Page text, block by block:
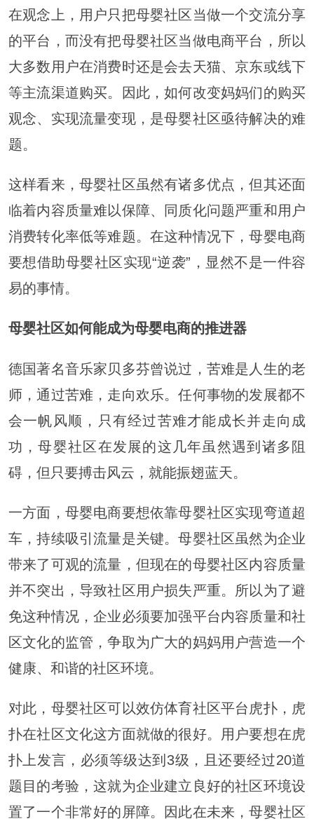
在观念上，用户只把母婴社区当做一个交流分享
的平台，而没有把母婴社区当做电商平台，所以
大多数用户在消费时还是会去天猫、京东或线下
等主流渠道购买。因此，如何改变妈妈们的购买
观念、实现流量变现，是母婴社区亟待解决的难
题。
这样看来，母婴社区虽然有诸多优点，但其还面
临着内容质量难以保障、同质化问题严重和用户
消费转化率低等难题。在这种情况下，母婴电商
要想借助母婴社区实现“逆袭”，显然不是一件容
易的事情。
母婴社区如何能成为母婴电商的推进器
德国著名音乐家贝多芬曾说过，苦难是人生的老
师，通过苦难，走向欢乐。任何事物的发展都不
会一帆风顺，只有经过苦难才能成长并走向成
功，母婴社区在发展的这几年虽然遇到诸多阻
碍，但只要搏击风云，就能振翅蓝天。
一方面，母婴电商要想依靠母婴社区实现弯道超
车，持续吸引流量是关键。母婴社区虽然为企业
带来了可观的流量，但现在的母婴社区内容质量
并不突出，导致社区用户损失严重。所以为了避
免这种情况，企业必须要加强平台内容质量和社
区文化的监管，争取为广大的妈妈用户营造一个
健康、和谐的社区环境。
对此，母婴社区可以效仿体育社区平台虎扑，虎
扑在社区文化这方面就做的很好。用户要想在虎
扑上发言，必须等级达到3级，且还要经过20道
题目的考验，这就为企业建立良好的社区环境设
置了一个非常好的屏障。因此在未来，母婴社区